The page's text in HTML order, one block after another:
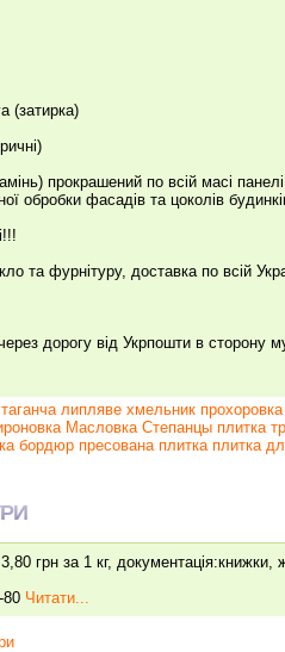
(затирка)
прокрашений по всій масі
обробки фасадів та цоколів
та фурнітуру, доставка по всій
дорогу від Укрпошти в сторону
липляве хмельник
Масловка Степанцы плитка
бордюр пресована плитка плитка
грн за 1 кг, документація:книжки,
80 Читати...